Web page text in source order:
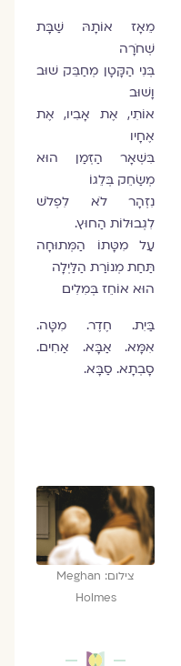
מֵאָז אוֹתָהּ שַׁבָּת
שְׁחֹרָה
בְּנִי הַקָּטָן מְחַבֵּק שׁוּב
וָשׁוּב
אוֹתִי, אֶת אָבִיו, אֶת
אֶחָיו
בִּשְׁאָר הַזְּמַן הוּא
מְשַׂחֵק בְּלֵגוֹ
נִזְהָר לֹא לִפְלֹשׁ
לִגְבוּלוֹת הַחוּץ.
עַל מִטָּתוֹ הַמְּתוּחָה
תַּחַת מְנוֹרַת הַלַּיְלָה
הוּא אוֹחֵז בְּמִלִים
בַּיִת. חֶדֶר. מִטָּה.
אִמָּא. אַבָּא. אַחִים.
סָבְתָא. סַבָּא.
צילום: Meghan
Holmes